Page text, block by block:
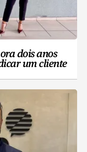
dois anos
um cliente